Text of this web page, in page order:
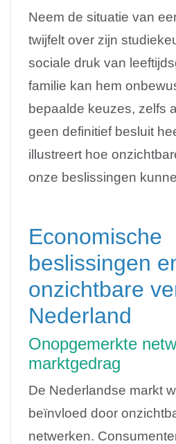
Neem de situatie van
twijfelt over zijn
sociale druk van
familie kan hem
bepaalde keuzes, zelfs
geen definitief besluit
illustreert hoe
onze beslissingen
Economische
beslissingen
onzichtbare
Nederland
Onopgemerkte
marktgedrag
De Nederlandse markt
beïnvloed door
netwerken.